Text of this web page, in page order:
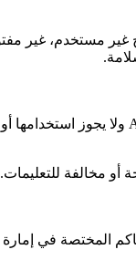
مخالفة للتعليمات.
المختصة في